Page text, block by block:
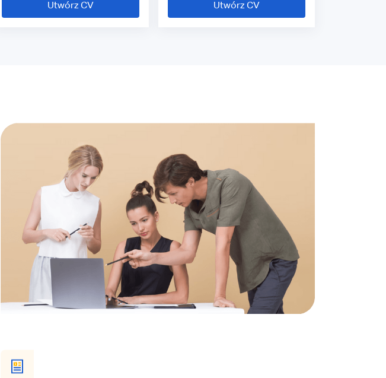
Utwórz CV
Utwórz CV